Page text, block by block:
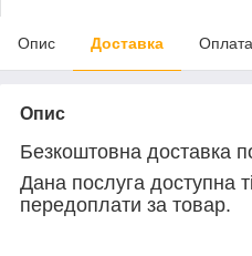
Опис Доставка Оплата
Опис
Безкоштовна доставка
Дана послуга доступна
передоплати за товар.